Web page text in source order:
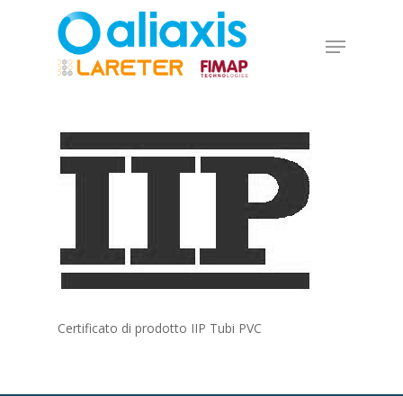
Menu
Certificato di prodotto IIP Tubi PVC